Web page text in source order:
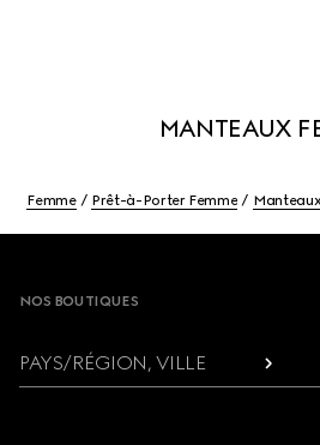
MANTEAUX
Femme Prêt-à-Porter Femme
NOS BOUTIQUES
PAYS/RÉGION, VILLE